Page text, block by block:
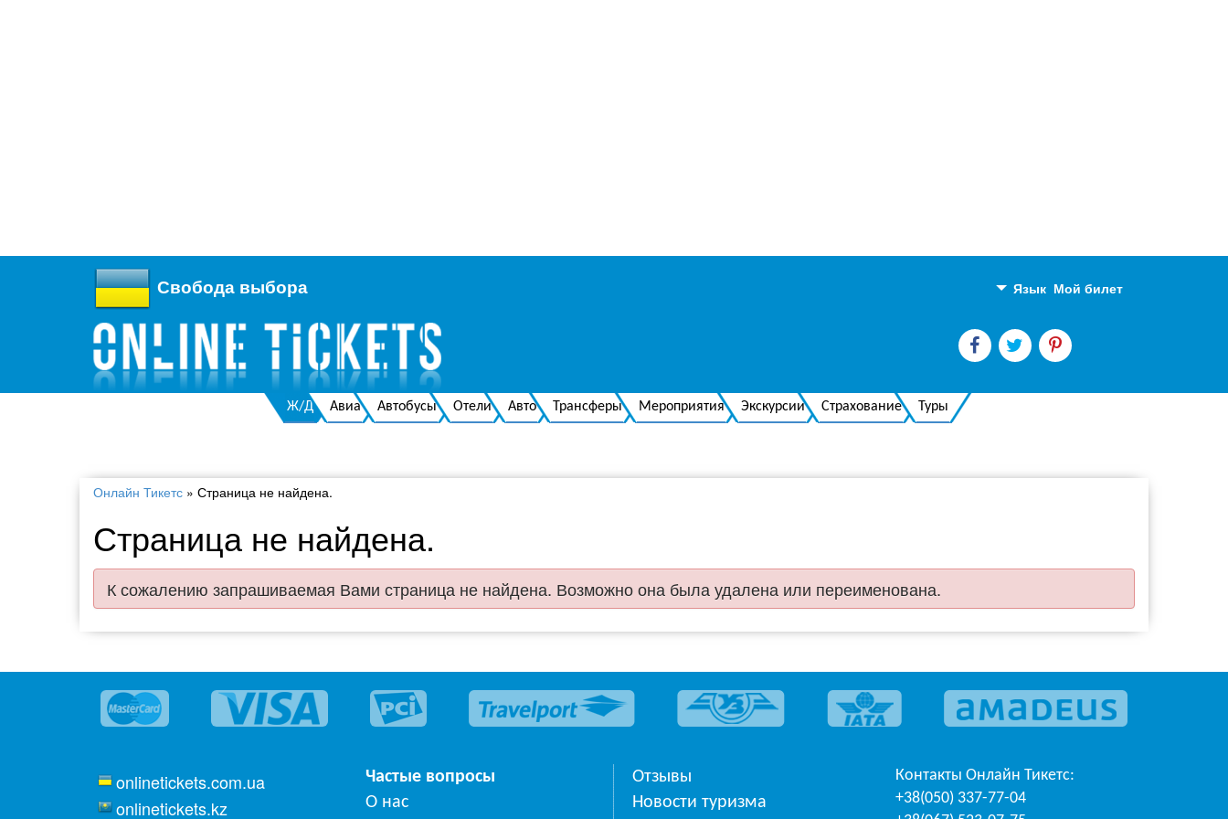
Мой билет
Язык
Английский
Свобода выбора
Ж/Д Авиа Автобусы Отели Авто Трансферы Мероприятия Экскурсии Страхование Туры
Онлайн Тикетс » Страница не найдена.
Страница не найдена.
К сожалению запрашиваемая Вами страница не найдена. Возможно она была удалена или переименована.
onlinetickets.com.ua
onlinetickets.kz
Частые вопросы
О нас
Отзывы
Новости туризма
Контакты Онлайн Тикетс:
+38(050) 337-77-04